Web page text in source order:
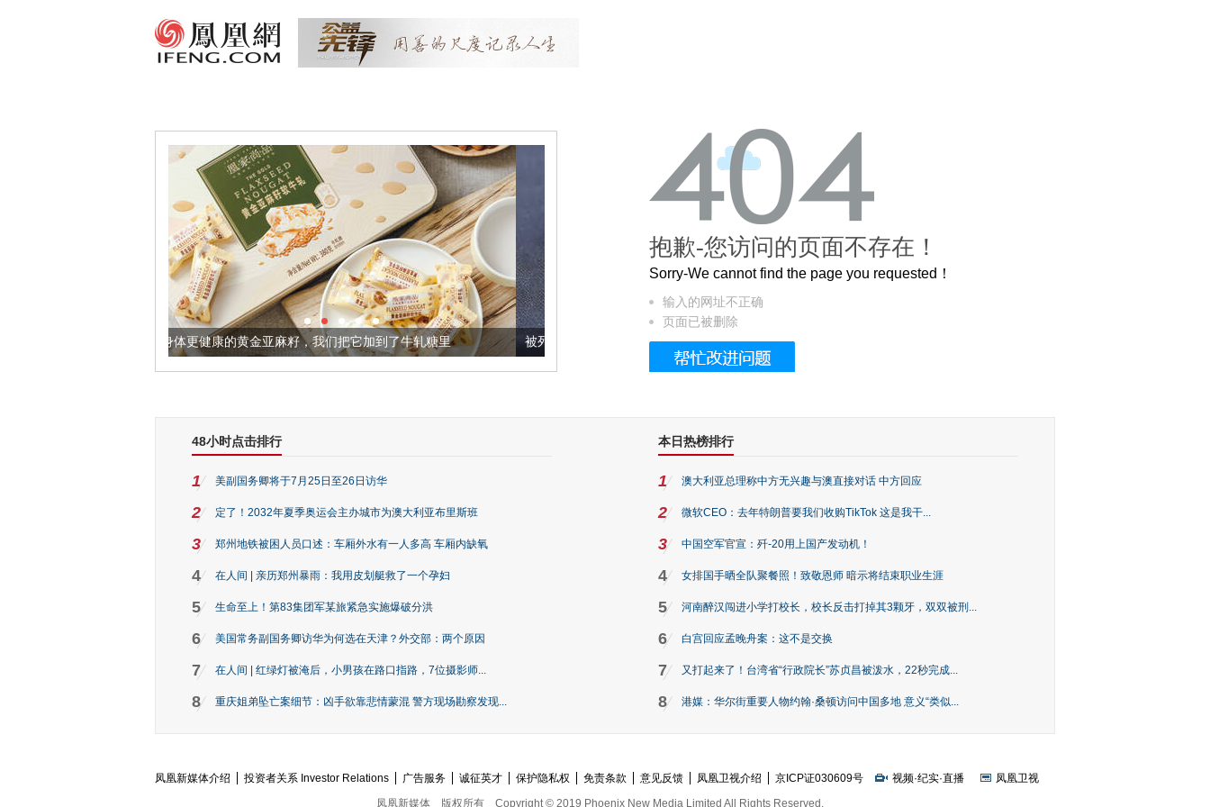
让身体更健康的黄金亚麻籽，我们把它加到了牛轧糖里 被列入佛家七宝的它到底有多美？
抱歉-您访问的页面不存在！
Sorry-We cannot find the page you requested！
输入的网址不正确
页面已被删除
48小时点击排行
1 美副国务卿将于7月25日至26日访华
2 定了！2032年夏季奥运会主办城市为澳大利亚布里斯班
3 郑州地铁被困人员口述：车厢外水有一人多高 车厢内缺氧
4 在人间 | 亲历郑州暴雨：我用皮划艇救了一个孕妇
5 生命至上！第83集团军某旅紧急实施爆破分洪
6 美国常务副国务卿访华为何选在天津？外交部：两个原因
7 在人间 | 红绿灯被淹后，小男孩在路口指路，7位摄影师...
8 重庆姐弟坠亡案细节：凶手欲靠悲情蒙混 警方现场勘察发现...
本日热榜排行
1 澳大利亚总理称中方无兴趣与澳直接对话 中方回应
2 微软CEO：去年特朗普要我们收购TikTok 这是我干...
3 中国空军官宣：歼-20用上国产发动机！
4 女排国手晒全队聚餐照！致敬恩师 暗示将结束职业生涯
5 河南醉汉闯进小学打校长，校长反击打掉其3颗牙，双双被刑...
6 白宫回应孟晚舟案：这不是交换
7 又打起来了！台湾省“行政院长”苏贞昌被泼水，22秒完成...
8 港媒：华尔街重要人物约翰·桑顿访问中国多地 意义“类似...
凤凰新媒体介绍 投资者关系 Investor Relations 广告服务 诚征英才 保护隐私权 免责条款 意见反馈 凤凰卫视介绍 京ICP证030609号 视频·纪实·直播
凤凰卫视
凤凰新媒体
版权所有 Copyright © 2019 Phoenix New Media Limited All Rights Reserved.